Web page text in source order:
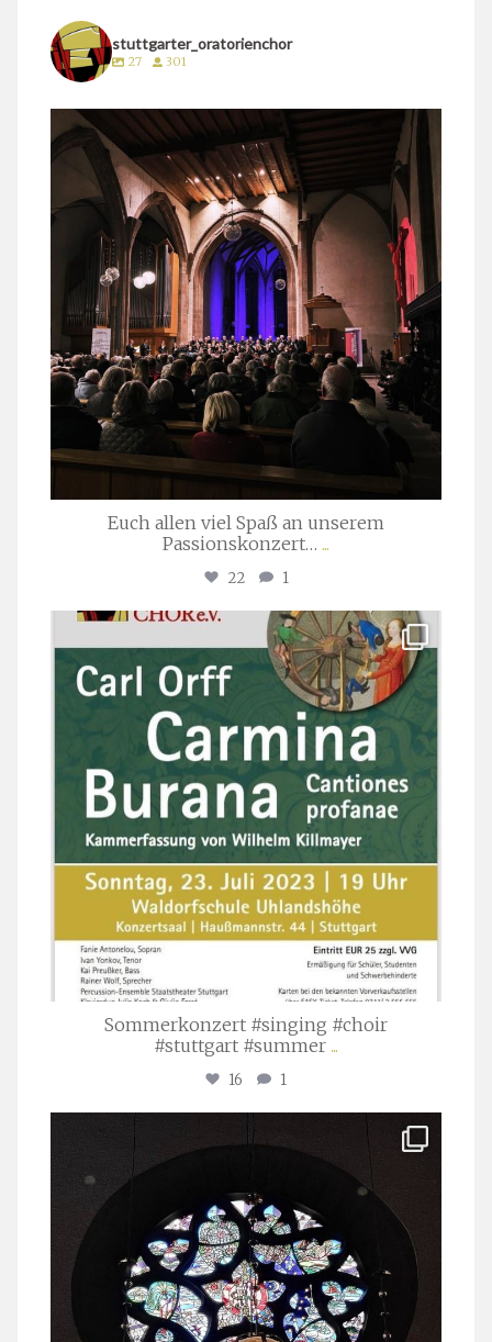
stuttgarter_oratorienchor
27 301
stuttgarter_oratorienchor
März 24
Euch allen viel Spaß an unserem
Passionskonzert… ...
22 1
stuttgarter_oratorienchor
Juli 22
Sommerkonzert #singing #choir
#stuttgart #summer ...
16 1
Apr. 1